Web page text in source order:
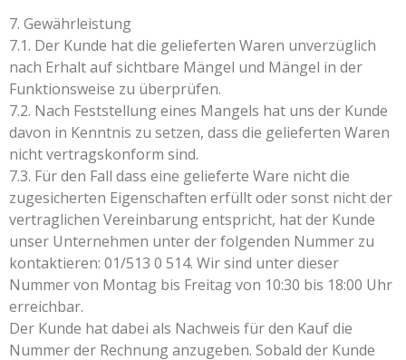
7. Gewährleistung
7.1. Der Kunde hat die gelieferten Waren unverzüglich
nach Erhalt auf sichtbare Mängel und Mängel in der
Funktionsweise zu überprüfen.
7.2. Nach Feststellung eines Mangels hat uns der Kunde
davon in Kenntnis zu setzen, dass die gelieferten Waren
nicht vertragskonform sind.
7.3. Für den Fall dass eine gelieferte Ware nicht die
zugesicherten Eigenschaften erfüllt oder sonst nicht der
vertraglichen Vereinbarung entspricht, hat der Kunde
unser Unternehmen unter der folgenden Nummer zu
kontaktieren: 01/513 0 514. Wir sind unter dieser
Nummer von Montag bis Freitag von 10:30 bis 18:00 Uhr
erreichbar.
Der Kunde hat dabei als Nachweis für den Kauf die
Nummer der Rechnung anzugeben. Sobald der Kunde